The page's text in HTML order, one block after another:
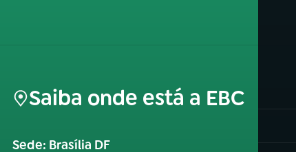
Saiba onde está a EBC
Sede: Brasília DF